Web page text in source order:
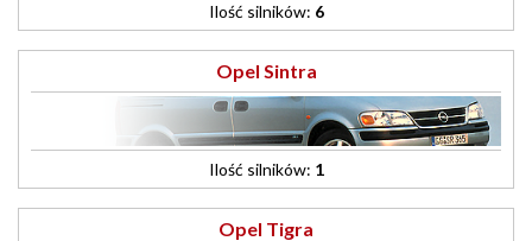
Ilość silników: 6
Opel Sintra
Ilość silników: 1
Opel Tigra